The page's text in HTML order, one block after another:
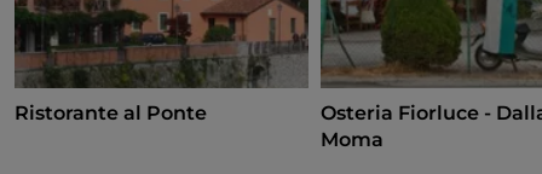
Ristorante al Ponte
Osteria Fiorluce -
Moma